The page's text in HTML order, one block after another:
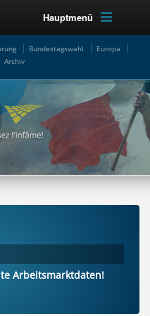
Hauptmenü
Bundestagswahl
Europa
Archiv
Arbeitsmarktdaten!